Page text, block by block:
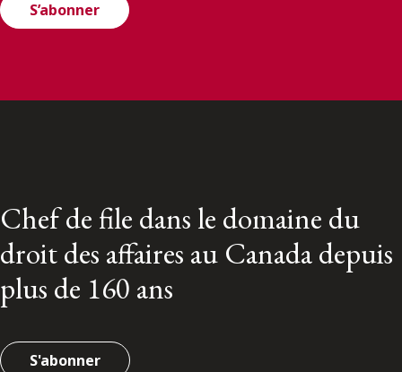
S’abonner
Chef de file dans le domaine du
droit des affaires au Canada depuis
plus de 160 ans
S'abonner